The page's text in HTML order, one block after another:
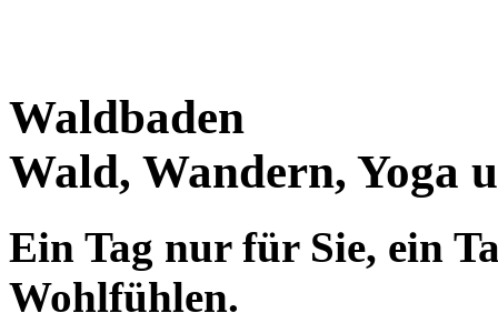
Waldbaden
Wald, Wandern, Yoga
Ein Tag nur für Sie, ein
Wohlfühlen.